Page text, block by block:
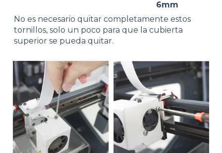
6mm
No es necesario quitar completamente estos
tornillos, solo un poco para que la cubierta
superior se pueda quitar.